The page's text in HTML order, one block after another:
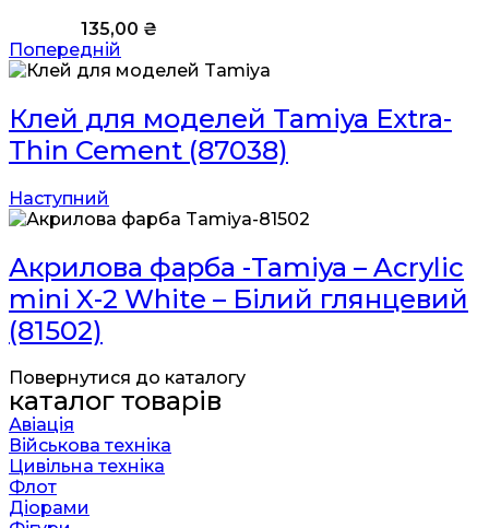
135,00 ₴
Попередній
Клей для моделей Tamiya Extra-
Thin Cement (87038)
Наступний
Акрилова фарба -Tamiya – Acrylic
mini X-2 White – Білий глянцевий
(81502)
Повернутися до каталогу
каталог товарів
Авіація
Військова техніка
Цивільна техніка
Флот
Діорами